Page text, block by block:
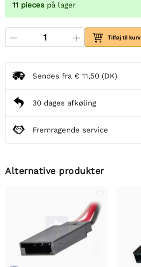
11 pieces på lager
Tilføj til kurv
Sendes fra € 11,50 (DK)
30 dages afkøling
Fremragende service
Alternative produkter